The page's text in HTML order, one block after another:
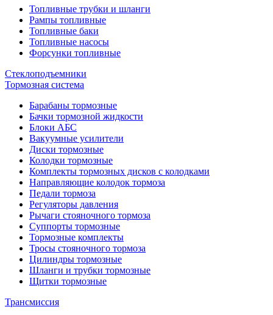
Топливные трубки и шланги
Рампы топливные
Топливные баки
Топливные насосы
Форсунки топливные
Стеклоподъемники
Тормозная система
Барабаны тормозные
Бачки тормозной жидкости
Блоки АБС
Вакуумные усилители
Диски тормозные
Колодки тормозные
Комплекты тормозных дисков с колодками
Направляющие колодок тормоза
Педали тормоза
Регуляторы давления
Рычаги стояночного тормоза
Суппорты тормозные
Тормозные комплекты
Тросы стояночного тормоза
Цилиндры тормозные
Шланги и трубки тормозные
Щитки тормозные
Трансмиссия